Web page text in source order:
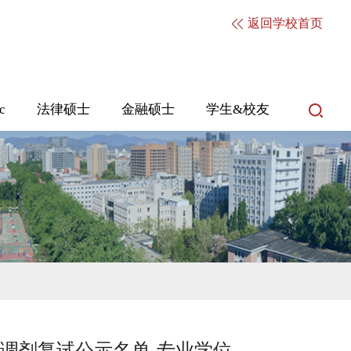
返回学校首页
法律硕士 金融硕士 学生&校友